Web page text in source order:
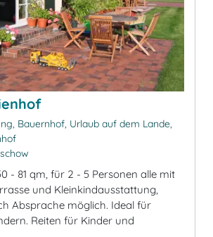
Bauernhof, Urlaub auf dem Lande,
- 81 qm, für 2 - 5 Personen alle mit
und Kleinkindausstattung,
Absprache möglich. Ideal für
Reiten für Kinder und